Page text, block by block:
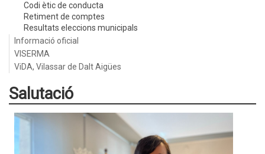
Codi ètic de conducta
Retiment de comptes
Resultats eleccions municipals
Informació oficial
VISERMA
ViDA, Vilassar de Dalt Aigües
Salutació